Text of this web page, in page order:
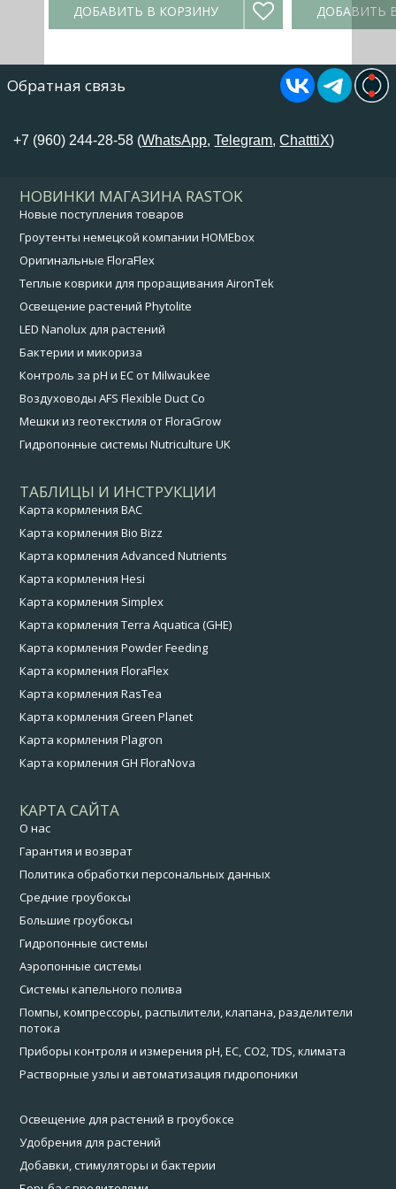
ДОБАВИТЬ В КОРЗИНУ ДОБАВИТЬ
Обратная связь
+7 (960) 244-28-58 (WhatsApp,Telegram,ChatttiX)
НОВИНКИ МАГАЗИНА RASTOK
Новые поступления товаров
Гроутенты немецкой компании HOMEbox
Оригинальные FloraFlex
Теплые коврики для проращивания AironTek
Освещение растений Phytolite
LED Nanolux для растений
Бактерии и микориза
Контроль за pH и EC от Milwaukee
Воздуховоды AFS Flexible Duct Co
Мешки из геотекстиля от FloraGrow
Гидропонные системы Nutriculture UK
ТАБЛИЦЫ И ИНСТРУКЦИИ
Карта кормления BAC
Карта кормления Bio Bizz
Карта кормления Advanced Nutrients
Карта кормления Hesi
Карта кормления Simplex
Карта кормления Terra Aquatica (GHE)
Карта кормления Powder Feeding
Карта кормления FloraFlex
Карта кормления RasTea
Карта кормления Green Planet
Карта кормления Plagron
Карта кормления GH FloraNova
КАРТА САЙТА
О нас
Гарантия и возврат
Политика обработки персональных данных
Средние гроубоксы
Большие гроубоксы
Гидропонные системы
Аэропонные системы
Системы капельного полива
Помпы, компрессоры, распылители, клапана, разделители
потока
Приборы контроля и измерения pH, EC, CO2, TDS, климата
Растворные узлы и автоматизация гидропоники
Освещение для растений в гроубоксе
Удобрения для растений
Добавки, стимуляторы и бактерии